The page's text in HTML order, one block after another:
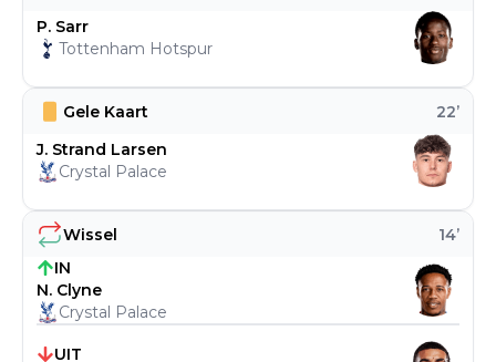
Wissel 14’
IN
N. Clyne
Crystal Palace
UIT
Gele Kaart 22’
J. Strand Larsen
Crystal Palace
P. Sarr
Tottenham Hotspur